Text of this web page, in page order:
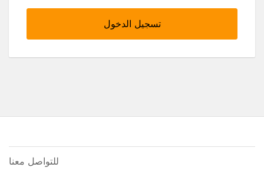
تسجيل الدخول
للتواصل معنا